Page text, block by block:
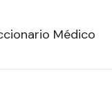
Médico